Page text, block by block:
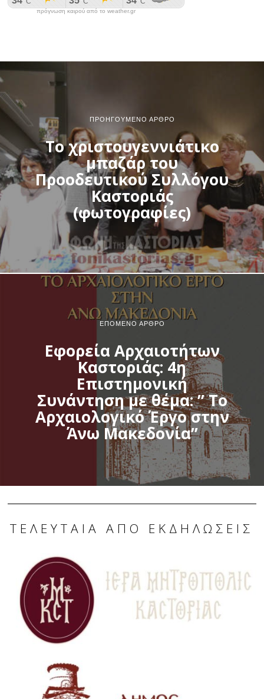
πρόγνωση καιρού από το weather.gr
ΠΡΟΗΓΟΎΜΕΝΟ ΆΡΘΡΟ
Το χριστουγεννιάτικο
μπαζάρ του
Προοδευτικού Συλλόγου
Καστοριάς
(φωτογραφίες)
ΕΠΌΜΕΝΟ ΆΡΘΡΟ
Εφορεία Αρχαιοτήτων
Καστοριάς: 4η
Επιστημονική
Συνάντηση με θέμα: ” Το
Αρχαιολογικό Έργο στην
Άνω Μακεδονία”
ΤΕΛΕΥΤΑΊΑ ΑΠΌ ΕΚΔΗΛΏΣΕΙΣ